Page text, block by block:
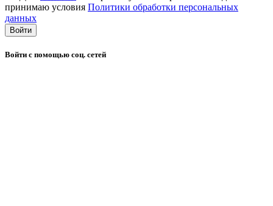
принимаю условия Политики обработки персональных
данных
Войти
Войти с помощью соц. сетей